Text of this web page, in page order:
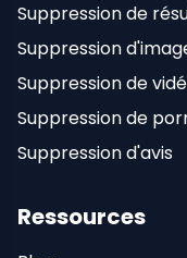
Suppression de
Suppression
Suppression de
Suppression de
Suppression d'avis
Ressources